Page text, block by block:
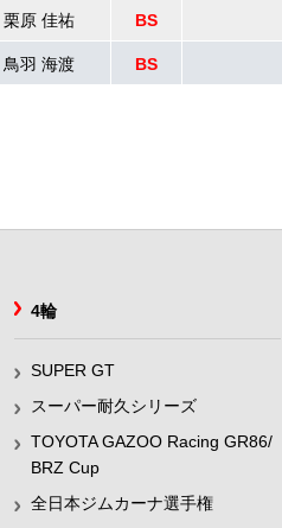
栗原 佳祐 BS
鳥羽 海渡 BS
4輪
SUPER GT
スーパー耐久シリーズ
TOYOTA GAZOO Racing GR86/
BRZ Cup
全日本ジムカーナ選手権